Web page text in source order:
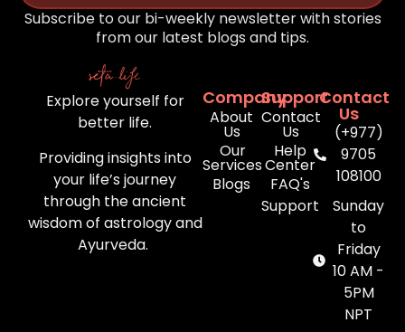
Subscribe to our bi-weekly newsletter with stories
from our latest blogs and tips.
Explore yourself for
better life.
Providing insights into
your life’s journey
through the ancient
wisdom of astrology and
Ayurveda.
Company
About
Us
Our
Services
Blogs
Support
Contact
Us
Help
Center
FAQ's
Support
Contact
Us
(+977)
9705
108100
Sunday
to
Friday
10 AM -
5PM
NPT